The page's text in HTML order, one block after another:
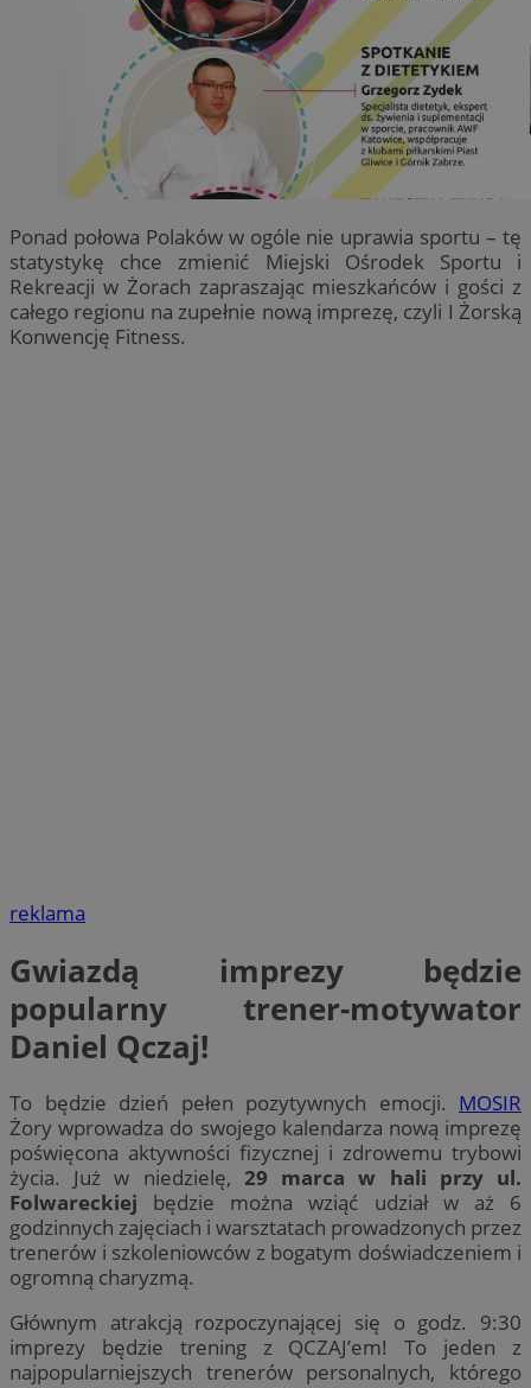
Ponad połowa Polaków w ogóle nie uprawia sportu – tę
statystykę chce zmienić Miejski Ośrodek Sportu i
Rekreacji w Żorach zapraszając mieszkańców i gości z
całego regionu na zupełnie nową imprezę, czyli I Żorską
Konwencję Fitness.
reklama
Gwiazdą imprezy będzie
popularny trener-motywator
Daniel Qczaj!
To będzie dzień pełen pozytywnych emocji. MOSIR
Żory wprowadza do swojego kalendarza nową imprezę
poświęcona aktywności fizycznej i zdrowemu trybowi
życia. Już w niedzielę, 29 marca w hali przy ul.
Folwareckiej będzie można wziąć udział w aż 6
godzinnych zajęciach i warsztatach prowadzonych przez
trenerów i szkoleniowców z bogatym doświadczeniem i
ogromną charyzmą.
Głównym atrakcją rozpoczynającej się o godz. 9:30
imprezy będzie trening z QCZAJ’em! To jeden z
najpopularniejszych trenerów personalnych, którego